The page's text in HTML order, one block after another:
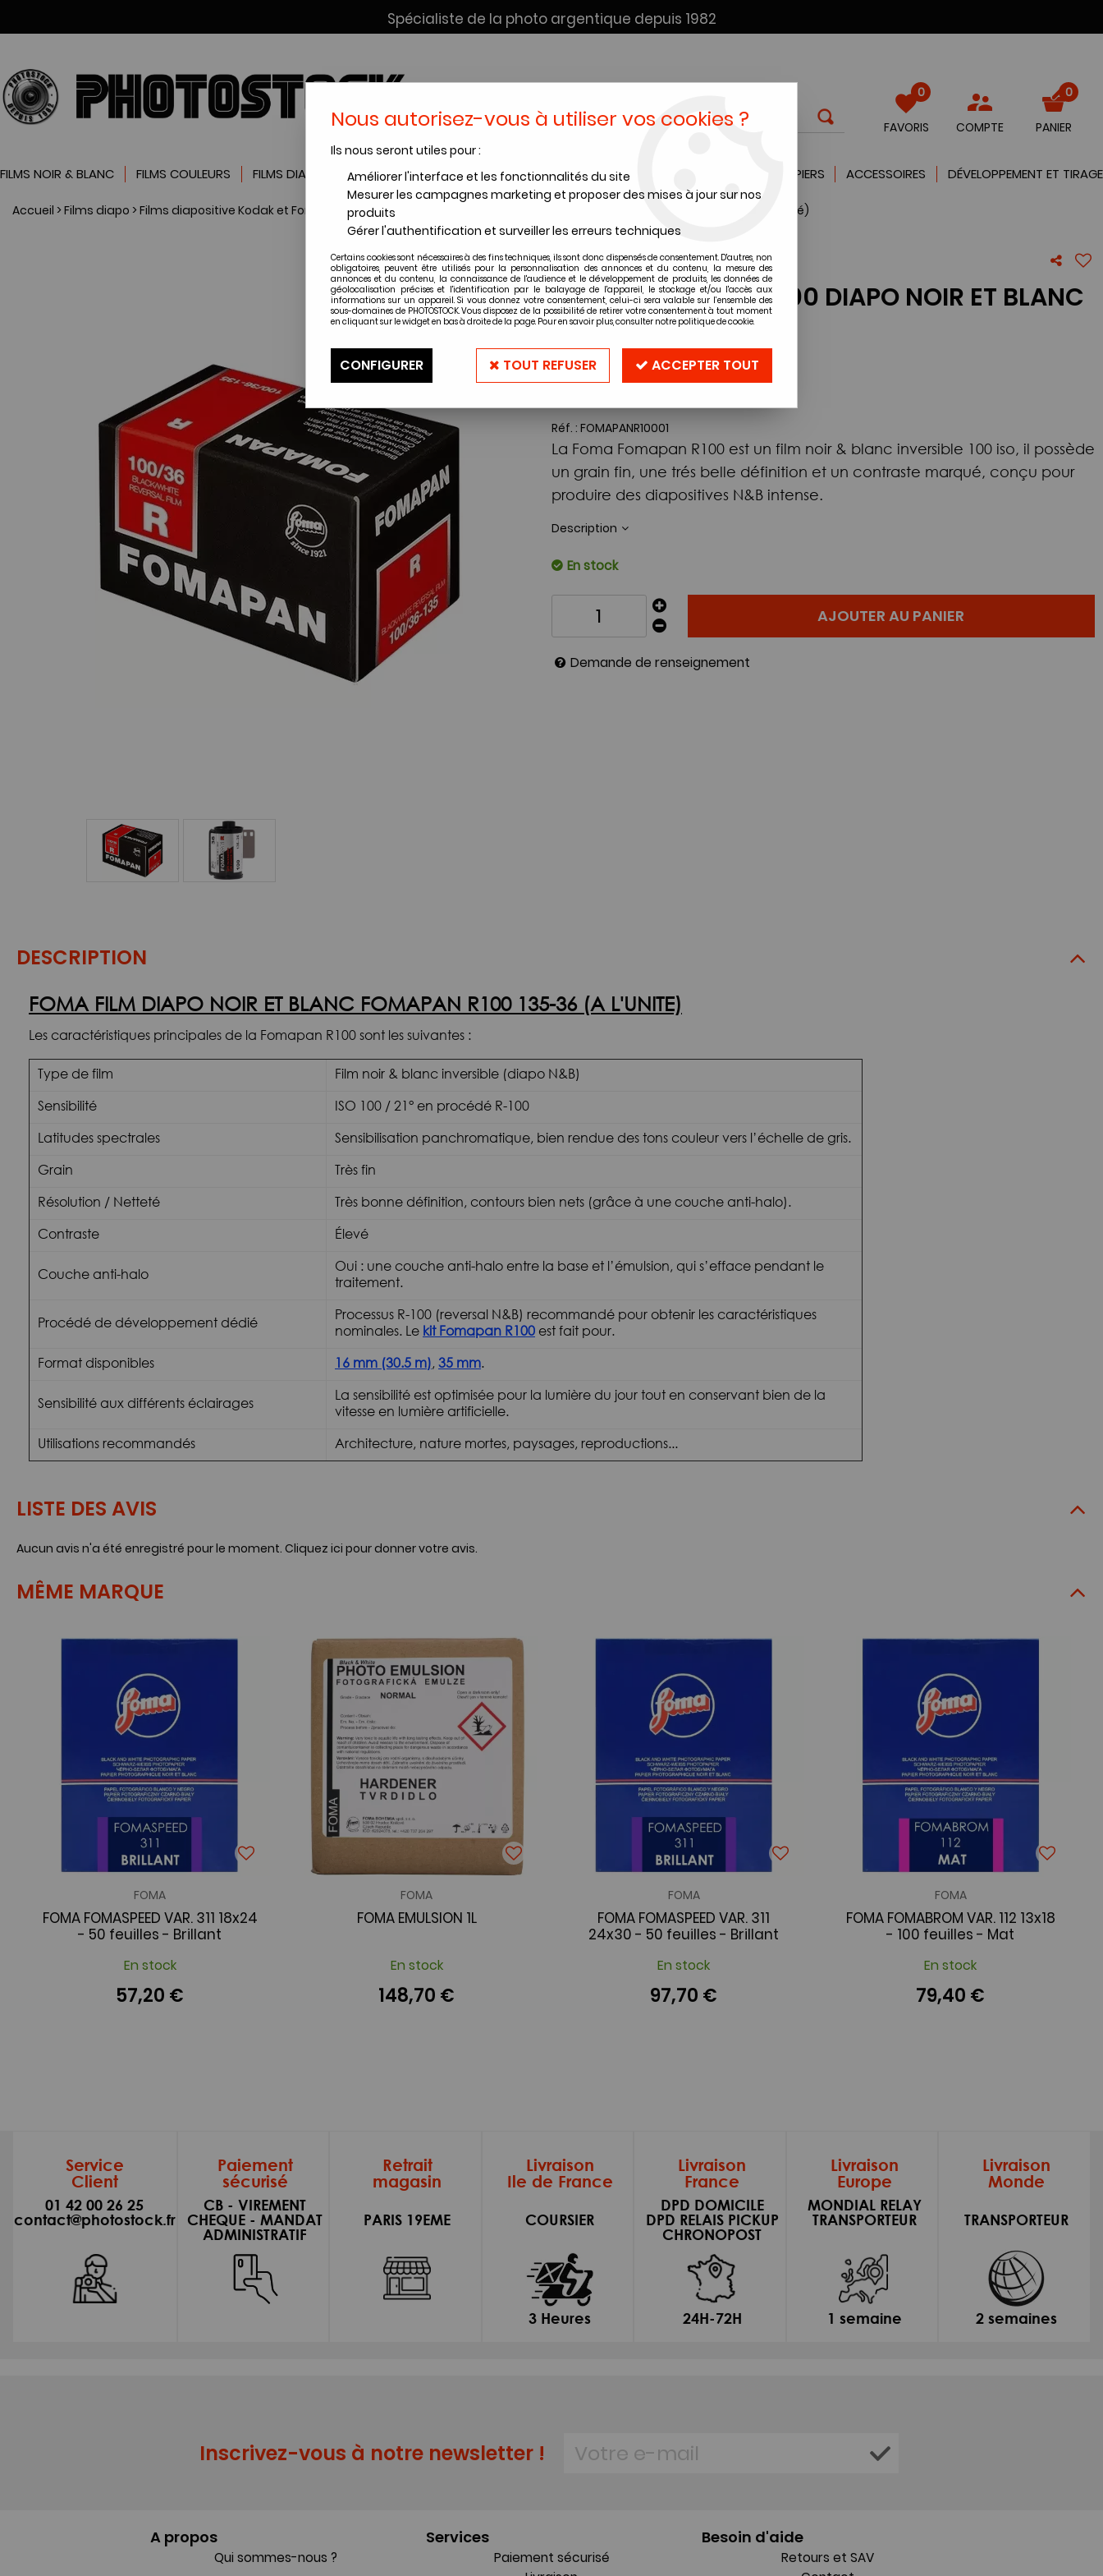
Spécialiste de la photo argentique depuis 1982
0
FAVORIS COMPTE
0
PANIER
FILMS NOIR & BLANC FILMS COULEURS FILMS DIAPOSITIVES SERVICE DÉV. + SCAN INSTANTANÉS PAPIERS ACCESSOIRES DÉVELOPPEMENT ET TIRAGE
Accueil >Films diapo >Films diapositive Kodak et Foma Films diapositive Foma FOMA FOMAPAN R 100 DIAPO NOIR ET BLANC 135-36 (à l'unité)
FOMA FOMAPAN R 100 DIAPO NOIR ET BLANC
135-36 (à l'unité)
Soyez le premier à donner votre avis !
12,30 €TTC
Réf. : FOMAPANR10001
La Foma Fomapan R100 est un film noir & blanc inversible 100 iso, il possède
un grain fin, une trés belle définition et un contraste marqué, conçu pour
produire des diapositives N&B intense.
Description
En stock
AJOUTER AU PANIER
Demande de renseignement
DESCRIPTION
FOMA FILM DIAPO NOIR ET BLANC FOMAPAN R100 135-36 (A L'UNITE)
Les caractéristiques principales de la Fomapan R100 sont les suivantes :
Type de film
Film noir & blanc inversible (diapo N&B)
Sensibilité
ISO 100 / 21° en procédé R-100
Latitudes spectrales
Sensibilisation panchromatique, bien rendue des tons couleur vers l’échelle de gris.
Grain
Très fin
Résolution / Netteté
Très bonne définition, contours bien nets (grâce à une couche anti-halo).
Contraste
Élevé
Couche anti-halo
Oui : une couche anti-halo entre la base et l’émulsion, qui s’efface pendant le
traitement.
Procédé de développement dédié
Processus R-100 (reversal N&B) recommandé pour obtenir les caractéristiques
nominales. Le kit Fomapan R100 est fait pour.
Format disponibles
16 mm (30.5 m), 35 mm.
Sensibilité aux différents éclairages
La sensibilité est optimisée pour la lumière du jour tout en conservant bien de la
vitesse en lumière artificielle.
Utilisations recommandés
Architecture, nature mortes, paysages, reproductions...
LISTE DES AVIS
Aucun avis n'a été enregistré pour le moment. Cliquez ici pour donner votre avis.
MÊME MARQUE
FOMA
FOMA FOMASPEED VAR. 311 18x24
- 50 feuilles - Brillant
En stock
57,20 €
FOMA
FOMA EMULSION 1L
En stock
148,70 €
FOMA
FOMA FOMASPEED VAR. 311
24x30 - 50 feuilles - Brillant
En stock
97,70 €
FOMA
FOMA FOMABROM VAR. 112 13x18
- 100 feuilles - Mat
En stock
79,40 €
Service
Client
01 42 00 26 25
contact@photostock.fr
Paiement
sécurisé
CB - VIREMENT
CHEQUE - MANDAT
ADMINISTRATIF
Retrait
magasin
PARIS 19EME
Livraison
Ile de France
COURSIER
3 Heures
Livraison
France
DPD DOMICILE
DPD RELAIS PICKUP
CHRONOPOST
24H-72H
Livraison
Europe
MONDIAL RELAY
TRANSPORTEUR
1 semaine
Livraison
Monde
TRANSPORTEUR
2 semaines
Inscrivez-vous à notre newsletter !
A propos
Qui sommes-nous ?
Services
Paiement sécurisé
Besoin d'aide
Retours et SAV
Nous autorisez-vous à utiliser vos cookies ?
Ils nous seront utiles pour :
Améliorer l'interface et les fonctionnalités du site
Mesurer les campagnes marketing et proposer des mises à jour sur nos
produits
Gérer l'authentification et surveiller les erreurs techniques
Certains cookies sont nécessaires à des fins techniques, ils sont donc dispensés de consentement. D'autres, non
obligatoires, peuvent être utilisés pour la personnalisation des annonces et du contenu, la mesure des
annonces et du contenu, la connaissance de l'audience et le développement de produits, les données de
géolocalisation précises et l'identification par le balayage de l'appareil, le stockage et/ou l'accès aux
informations sur un appareil. Si vous donnez votre consentement, celui-ci sera valable sur l’ensemble des
sous-domaines de PHOTOSTOCK. Vous disposez de la possibilité de retirer votre consentement à tout moment
en cliquant sur le widget en bas à droite de la page. Pour en savoir plus, consulter notre politique de cookie.
CONFIGURER TOUT REFUSER ACCEPTER TOUT